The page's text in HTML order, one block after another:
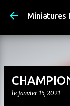
Miniatures
le janvier 15, 2021